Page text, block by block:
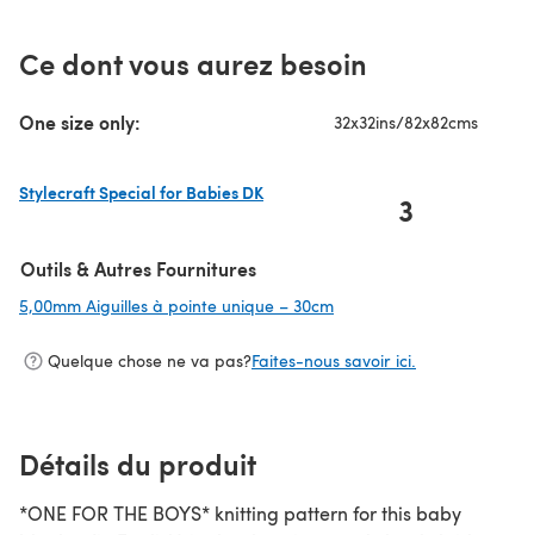
Ce dont vous aurez besoin
One size only: 32x32ins/82x82cms
Stylecraft Special for Babies DK
3
Outils & Autres Fournitures
5,00mm Aiguilles à pointe unique – 30cm
Quelque chose ne va pas?Faites-nous savoir ici.
Détails du produit
*ONE FOR THE BOYS* knitting pattern for this baby